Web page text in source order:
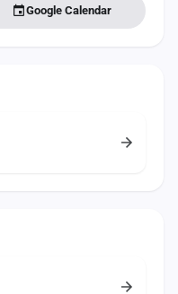
Google Calendar